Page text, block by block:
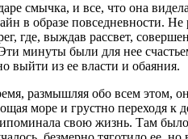
смычка, и все, что она
в образе повседневности.
где, выждав рассвет,
минуты были для нее
выйти из ее власти и обаяния.
размышляя обо всем этом,
море и грустно переходя к
свою жизнь. Там